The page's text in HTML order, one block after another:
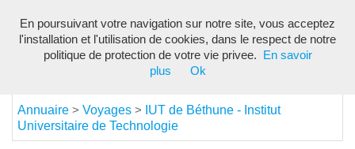
Annuaire > Voyages >
IUT de Béthune - Institut
Universitaire de Technologie
En poursuivant votre navigation sur notre site, vous acceptez
l'installation et l'utilisation de cookies, dans le respect de notre
politique de protection de votre vie privee.
En savoir
plus
Ok